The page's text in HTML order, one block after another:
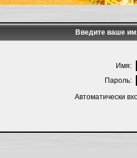
Введите ваше
Имя:
Пароль:
Автоматически